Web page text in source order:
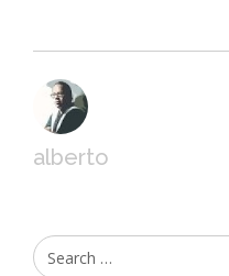
alberto